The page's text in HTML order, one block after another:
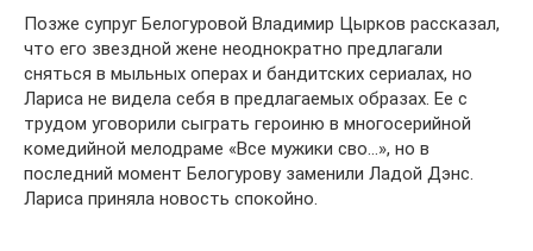
Позже супруг Белогуровой Владимир Цырков рассказал,
что его звездной жене неоднократно предлагали
сняться в мыльных операх и бандитских сериалах, но
Лариса не видела себя в предлагаемых образах. Ее с
трудом уговорили сыграть героиню в многосерийной
комедийной мелодраме «Все мужики сво…», но в
последний момент Белогурову заменили Ладой Дэнс.
Лариса приняла новость спокойно.